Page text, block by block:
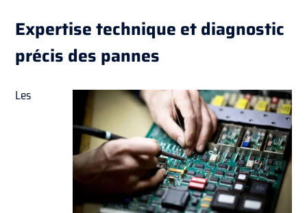
Expertise technique et diagnostic
précis des pannes
Les